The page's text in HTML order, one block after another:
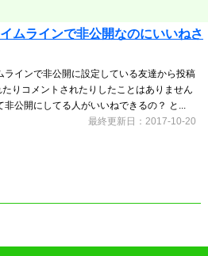
ムラインで非公開なのにいいねさ
ラインで非公開に設定している友達から投稿
りコメントされたりしたことはありません
非公開にしてる人がいいねできるの？ と...
最終更新日：2017-10-20